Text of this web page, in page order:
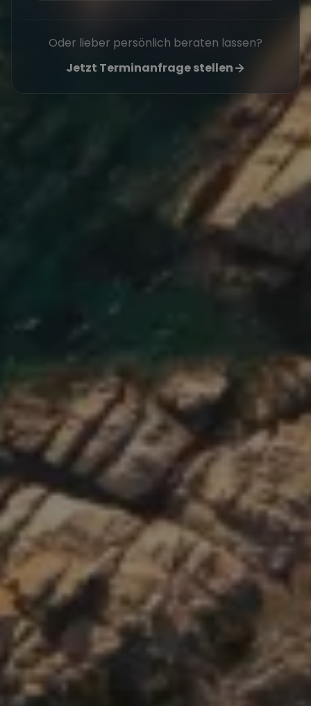
Oder lieber persönlich beraten lassen?
Jetzt Terminanfrage stellen